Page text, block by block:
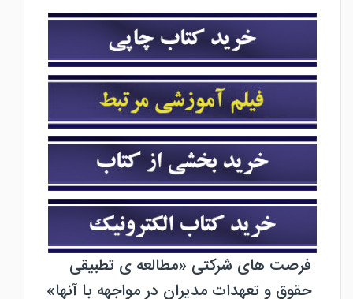
فرصت های شرکتی «مطالعه ی تطبیقی
حقوق و تعهدات مدیران در مواجهه با آنها»